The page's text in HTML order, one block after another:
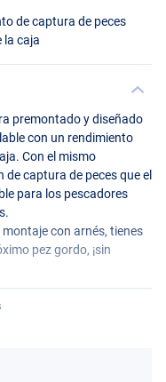
de captura de peces
la caja
premontado y diseñado
con un rendimiento
Con el mismo
de captura de peces que el
para los pescadores
con arnés, tienes
pez gordo, ¡sin